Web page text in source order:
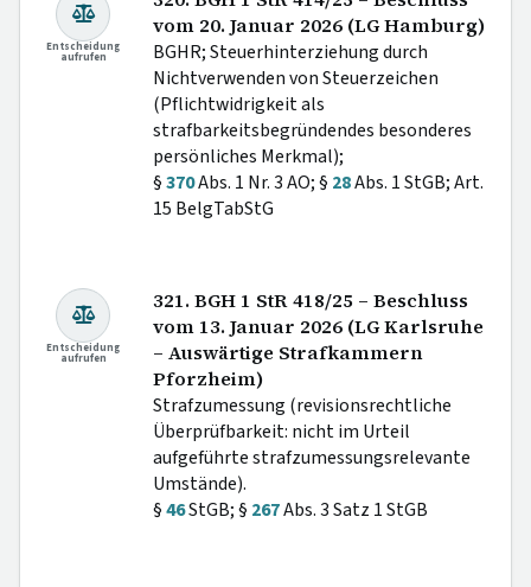
Entscheidung
aufrufen
vom 20. Januar 2026 (LG Hamburg)
BGHR; Steuerhinterziehung durch
Nichtverwenden von Steuerzeichen
(Pflichtwidrigkeit als
strafbarkeitsbegründendes besonderes
persönliches Merkmal);
§370Abs. 1 Nr. 3 AO; § 28Abs. 1 StGB; Art.
15 BelgTabStG
Entscheidung
aufrufen
321. BGH 1 StR 418/25 – Beschluss
vom 13. Januar 2026 (LG Karlsruhe
– Auswärtige Strafkammern
Pforzheim)
Strafzumessung (revisionsrechtliche
Überprüfbarkeit: nicht im Urteil
aufgeführte strafzumessungsrelevante
Umstände).
§46StGB; § 267Abs. 3 Satz 1 StGB